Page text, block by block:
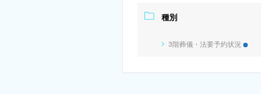
種別
3階葬儀・法要予約状況